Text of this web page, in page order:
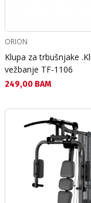
ORION
Klupa za trbušnjake
vežbanje TF-1106
Текуща цена:
249,00 BAM